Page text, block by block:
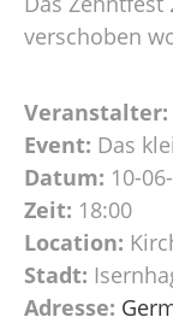
verschoben
Veranstalter:
Event: Das
Datum: 10-
Zeit: 18:00
Location:
Stadt:
Adresse: